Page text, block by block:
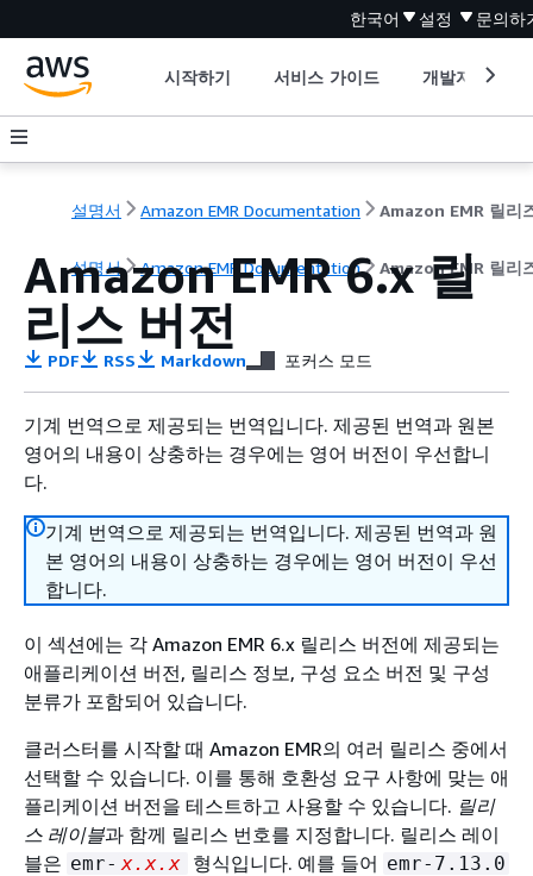
한국어 설정 문의하
시작하기 서비스 가이드 개발자 도구
설명서 Amazon EMR Documentation
설명서 Amazon EMR Documentation Amazon EMR 릴리
Amazon EMR 6.x 릴
리스 버전
PDF RSS Markdown 포커스 모드
기계 번역으로 제공되는 번역입니다. 제공된 번역과 원본
영어의 내용이 상충하는 경우에는 영어 버전이 우선합니
다.
기계 번역으로 제공되는 번역입니다. 제공된 번역과 원
본 영어의 내용이 상충하는 경우에는 영어 버전이 우선
합니다.
이 섹션에는 각 Amazon EMR 6.x 릴리스 버전에 제공되는
애플리케이션 버전, 릴리스 정보, 구성 요소 버전 및 구성
분류가 포함되어 있습니다.
클러스터를 시작할 때 Amazon EMR의 여러 릴리스 중에서
선택할 수 있습니다. 이를 통해 호환성 요구 사항에 맞는 애
플리케이션 버전을 테스트하고 사용할 수 있습니다. 릴리
스 레이블과 함께 릴리스 번호를 지정합니다. 릴리스 레이
블은 emr- x.x.x 형식입니다. 예를 들어 emr-7.13.0